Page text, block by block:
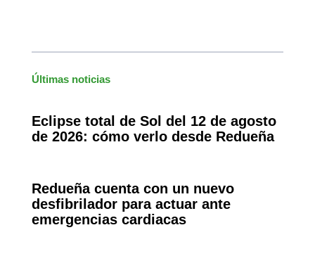
Últimas noticias
Eclipse total de Sol del 12 de agosto
de 2026: cómo verlo desde Redueña
Redueña cuenta con un nuevo
desfibrilador para actuar ante
emergencias cardiacas